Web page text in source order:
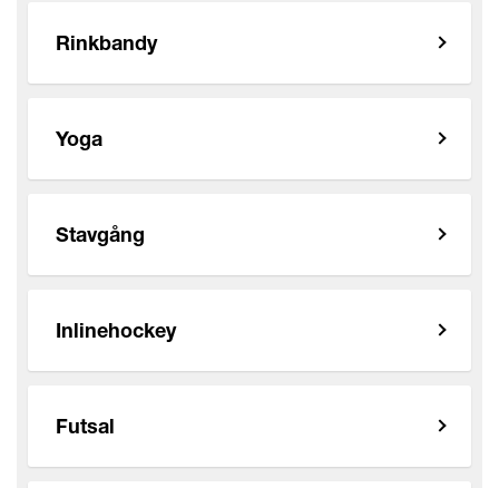
Rinkbandy
Yoga
Stavgång
Inlinehockey
Futsal